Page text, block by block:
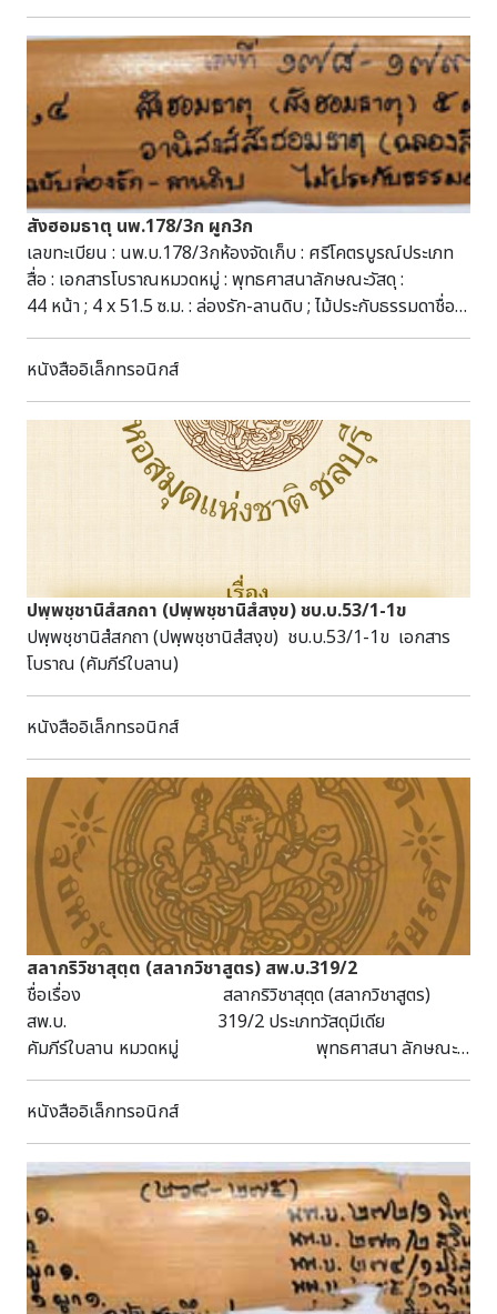
ไชยวัฒนารามและวัดธรรมาราม ในระดับ ๓๐ - ๔๐ เซนติเมตร
อย่างไรก็ตามแผงป้องกันน้ำของโบราณสถานทั้งสองแห่ง
สามารถป้องกันน้ำได้ถึงระดับ ๒ - ๒.๕ เมตร ต่อจากนี้กรม
ศิลปากรได้มีการเฝ้าระวังและติดตามสถานการณ์น้ำอย่างใกล้ชิด
พร้อมจัดเตรียมกำลังคนและวัสดุอุปกรณ์ โดยประสานความร่วม
มือกับหน่วยงานต่างๆ เช่น จังหวัดพระนครศรีอยุธยา องค์การ
บริหารส่วนจังหวัดพระนครศรีอยุธยา เทศบาลฯ กองอำนวยการ
รักษาความมั่นคงภายในจังหวัดพระนคร ศรีอยุธยา ฯลฯ ภาพที่ ๗
- ๙ : วัดธรรมาราม จ.พระนครศรีอยุธยาภาพที่ ๑๐ - ๑๑ : วัดไชย
วัฒนาราม จ.พระนครศรีอยุธยาผลกระทบจากอ่างเก็บน้ำลำเชียง
ไกรตอนล่างเสียหายในพื้นที่ อ.พิมาย จ.นครราชสีมา เมื่อวัน
ตอนล่าง ทำให้มวลน้ำ จำนวนมากเริ่มไหลทะลักลงมายังพื้นที่ท้าย
เขื่อน บางส่วนของอำเภอเมือง อำเภอโนนไทย อำเภอโนนสูง
อำเภอ พิมาย ทำให้เกิดผลกระทบอย่างต่อเนื่องกับโบราณสถาน
และแหล่งเรียนรู้ของกรมศิลปากรในพื้นที่จังหวัดนครราชสีมา
โดยปริมาณน้ำในแม่น้ำมูลได้เพิ่มระดับขึ้นอย่างรวดเร็ว และเริ่ม
เอ่อล้นเข้าในพื้นที่ของพิพิธภัณฑสถานแห่งชาติ พิมาย มากขึ้น
ทำให้สำนักศิลปากรที่ ๑๐ นครราชสีมา ต้องเร่งบูรณาการความ
นครราชสีมา พิพิธภัณฑสถานแห่งชาติ พิมาย หน่วยทหารจากกรม
ทหารช่างที่ ๒ ค่ายสุรธรรมพิทักษ์ และจิตอาสาพระราชทาน ๙๐๔
ชุดปฎิบัติการจิตอาสาภัยพิบัติ อบต.กระชอนและตำบลชีวาน กว่า ๕๐
ชีวิต เร่งวางแนวกระสอบทรายเพื่อเสริมความสูงของแนวกระสอบ
ทรายบริเวณริมตลิ่งด้านหลังพิพิธภัณฑ์ที่ติดกับแม่น้ำมูล ซึ่งมี
ระยะทางยาวกว่า ๑๘๐ เมตร โดยในขณะนี้สามารถวางแนวกระสอบ
ทรายได้ที่ความสูงเหนือจากพื้นตลิ่งโดยเฉลี่ยประมาณ ๖๐ - ๗๐
เซนติเมตร ตลอดแนวความยาวตลิ่ง ทำให้ปัจจุบันระดับน้ำในแม่น้ำ
มูลยังอยู่ต่ำกว่าจุดสูงสุดของแนวกระสอบทรายประมาณ ๓๐ – ๔๐
เซนติเมตร นอกจากนี้ ยังทำการติดตั้งเครื่องสูบน้ำเพื่อคอยสูบน้ำ
ที่ซึมเข้ามาตามแนวท่อ และพื้นของสนามที่อยู่ติดริมแม่น้ำมูล อีก
๒ เครื่อง โดยจะมีเจ้าหน้าที่คอยควบคุมตลอด ๒๔ ชั่วโมง รวมถึง
ยังมีการเสริมแนวกระสอบทรายเพื่อป้องกันโดยรอบตัวอาคาร
พิพิธภัณฑ์ บริเวณทางเข้าออก เตรียมการขนย้ายเอกสาร หนังสือ
และสิ่งของสำคัญภายในอาคารพิพิธภัณฑ์อีกด้วยภาพที่ ๑๒ - ๑๕ :
พิพิธภัณฑสถานแห่งชาติ พิมาย ด้านอุทยานประวัติศาสตร์
พิมาย ขณะนี้สถานการณ์โดยทั่วไปเริ่มเข้าสู่สภาวะปกติ เนื่องจาก
ช่วง ๒ – ๓ วันที่ผ่านมา สภาพอากาศปลอดโปร่งและไม่มีฝนตก
ทำให้ไม่มีปัญหาน้ำท่วมขัง แต่อย่างไรก็ดีทางอุทยานประวัติศาสตร์
พิมาย ได้ติดตั้งเครื่องสูบน้ำประจำจุดเสี่ยงในบริเวณโดยรอบ
ปราสาทพิมาย เพื่อเตรียมการรองรับสถานการณ์หากเกิดฝนตก
ติดต่อกันหลายวัน นอกจากนี้ยังได้จัดกำลังเจ้าหน้าที่เพื่อเตรียม
พร้อมและติดตามสถานการณ์ตลอด ๒๔ ชั่วโมง อีกจุดหนึ่งที่สำคัญ
ของพื้นที่อุทยานประวัติศาสตร์พิมาย คือบริเวณประตูเมืองด้าน
ทิศเหนือ หรือประตูผี ซึ่งติดกับคลองคูเมืองพิมาย และแนวของ
ลำน้ำมูลเก่า ทางอุทยานประวัติศาสตร์พิมายได้จัดวางแนวกระสอบ
ทรายสูงประมาณ ๖๐ – ๗๐ เซนติเมตร ตลอดความยาวแนวประตู
คาถาพัน
ชาดก บทคัดย่อ/บันทึก เป็นคัมภีร์ใบลาน อักษรธรรม
อีสาน ภาษาบาลี-ไทยอีสาน เส้นจาร ฉบับทองทึบ-ลานดิบ-ล่อง
ชาด ได้รับบริจาคมาจากวัดลานคา ต.โคกคราม อ.บางปลาม้า
จ.สุพรรณบุรี
สังฮอมธาตุ นพ.178/3ก ผูก3ก
เลขทะเบียน : นพ.บ.178/3กห้องจัดเก็บ : ศรีโคตรบูรณ์ประเภท
สื่อ : เอกสารโบราณหมวดหมู่ : พุทธศาสนาลักษณะวัสดุ :
44 หน้า ; 4 x 51.5 ซ.ม. : ล่องรัก-ลานดิบ ; ไม้ประกับธรรมดาชื่อ
ชุด : มัดที่ 101 (80-85) ผูก 3ก (2565)หัวเรื่อง : สังฮอมธาตุ--
เอกสารโบราณ คัมภีร์ใบลาน พุทธศาสนาอักษร :
ศาสนา สามารถสืบค้นได้ที่ห้องศรีโคตรบูรณ์ หอสมุดแห่งชาติ
เฉลิมพระเกียรติ สมเด็จพระนางเจ้าสิริกิติ์ พระบรมราชินีนาถ
หนังสืออิเล็กทรอนิกส์
ปพฺพชฺชานิสํสกถา (ปพฺพชฺชานิสํสงฺข) ชบ.บ.53/1-1ข
ปพฺพชฺชานิสํสกถา (ปพฺพชฺชานิสํสงฺข) ชบ.บ.53/1-1ข เอกสาร
โบราณ (คัมภีร์ใบลาน)
หนังสืออิเล็กทรอนิกส์
สลากริวิชาสุตฺต (สลากวิชาสูตร) สพ.บ.319/2
ชื่อเรื่อง สลากริวิชาสุตฺต (สลากวิชาสูตร)
สพ.บ. 319/2 ประเภทวัสดุมีเดีย
คัมภีร์ใบลาน หมวดหมู่ พุทธศาสนา ลักษณะ
วัสดุ 28 หน้า กว้าง 5.5 ซม. ยาว 58 ซม. หัวเรื่อง
พุทธศาสนา
ภาษาบาลี-ไทยอีสาน เส้นจาร ฉบับลานดิบ ได้รับบริจาคมาจาก วัด
ลานคา ต.โคกคราม อ.บางปลาม้า จ.สุพรรณบุรี
หนังสืออิเล็กทรอนิกส์